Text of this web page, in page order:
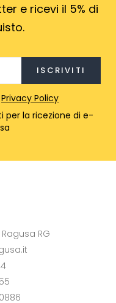
e ricevi il 5% di
Privacy Policy
per la ricezione di e-
RG